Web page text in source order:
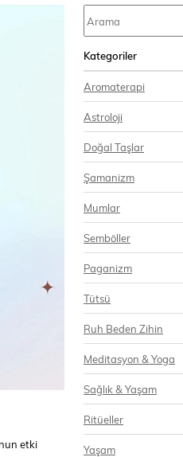
etki
Kategoriler
Aromaterapi
Astroloji
Doğal Taşlar
Şamanizm
Mumlar
Semböller
Paganizm
Tütsü
Ruh Beden Zihin
Meditasyon & Yoga
Sağlık & Yaşam
Ritüeller
Yaşam